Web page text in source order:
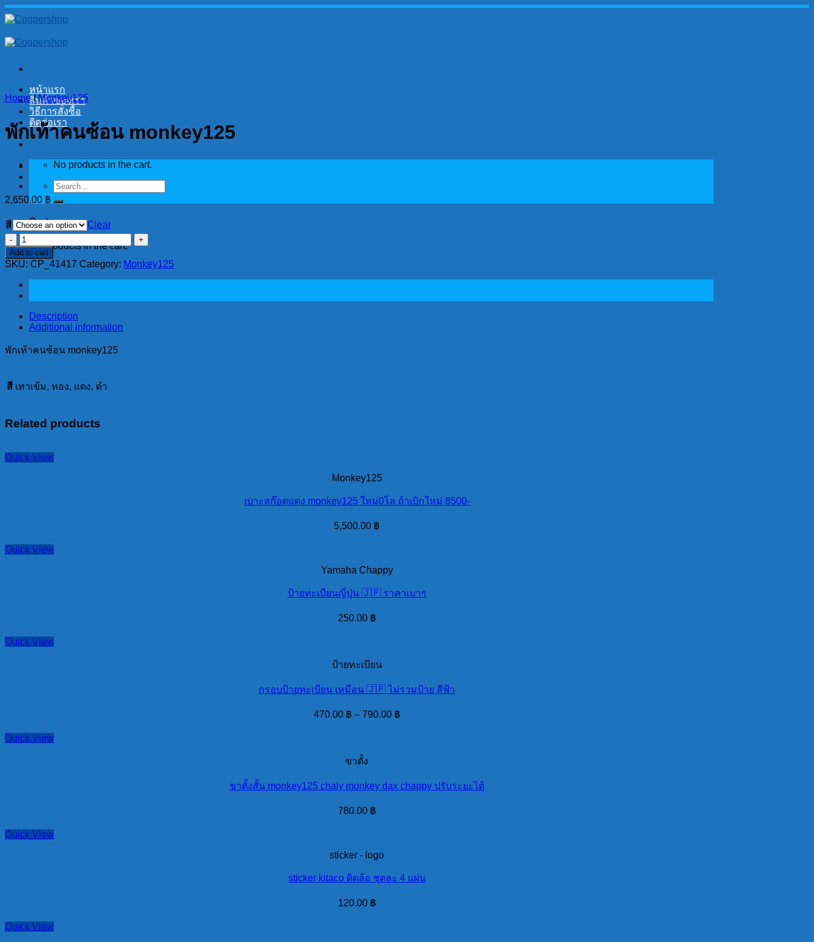
Skip
to
หน้าแรก
สินค้าของเรา
วิธีการสั่งซื้อ
ติดต่อเรา
No products in the cart.
Search
for:
Cart
No products in the cart.
Home / Monkey125
พักเท้าคนซ้อน monkey125
2,650.00 ฿
สี
Clear
พัก
เท้า
คน
ซ้อน
monkey125
Add to cart
SKU: CP_41417 Category: Monkey125
Description
Additional information
พักเท้าคนซ้อน monkey125
สี เทาเข้ม, ทอง, แดง, ดำ
Related products
Quick View
Monkey125
เบาะสก๊อตแดง monkey125 ใหม่0โล ถ้าเบิกใหม่ 8500-
5,500.00 ฿
Quick View
Yamaha Chappy
ป้ายทะเบียนญี่ปุ่น 🇯🇵 ราคาเบาๆ
250.00 ฿
Quick View
ป้ายทะเบียน
กรอบป้ายทะเบียน เหมือน 🇯🇵 ไม่รวมป้าย สีฟ้า
470.00 ฿ – 790.00 ฿
Quick View
ขาตั้ง
ขาตั้งสั้น monkey125 chaly monkey dax chappy ปรับระยะได้
780.00 ฿
Quick View
sticker - logo
sticker kitaco ติดล้อ ชุดละ 4 แผ่น
120.00 ฿
Quick View